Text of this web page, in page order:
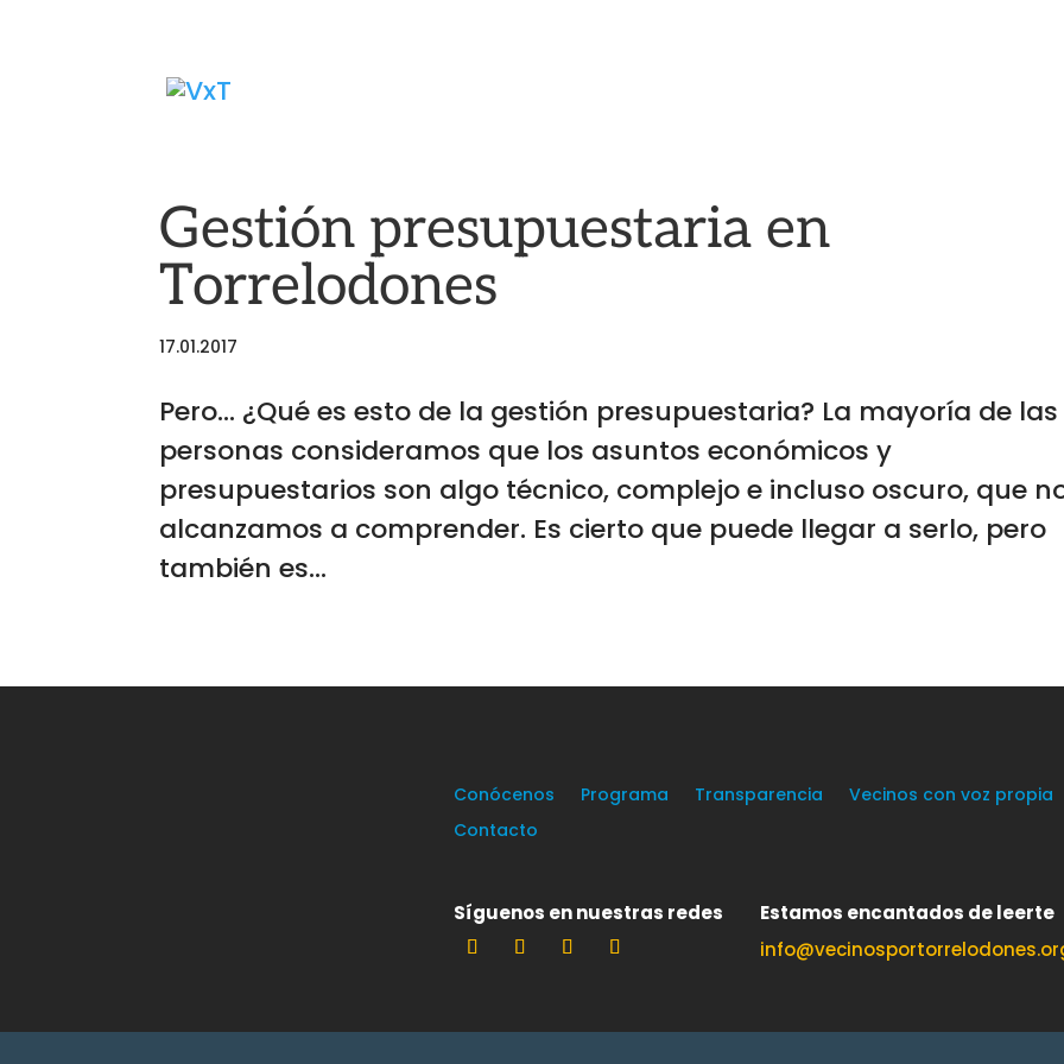
Gestión presupuestaria en
Torrelodones
17.01.2017
Pero… ¿Qué es esto de la gestión presupuestaria? La mayoría de las
personas consideramos que los asuntos económicos y
presupuestarios son algo técnico, complejo e incluso oscuro, que
alcanzamos a comprender. Es cierto que puede llegar a serlo, pero
también es...
Conócenos Programa Transparencia
Vecinos con voz propia
Contacto
Síguenos en nuestras redes
Estamos encantados de leerte